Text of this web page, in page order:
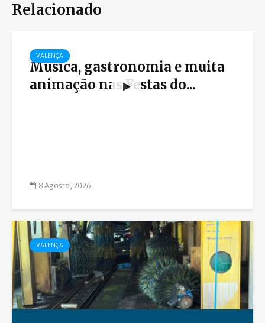
Relacionado
VALENÇA
Música, gastronomia e muita
animação nas Festas do...
8 Agosto, 2026
VALENÇA